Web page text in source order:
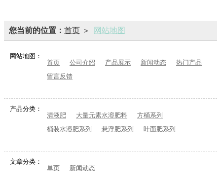
您当前的位置： 首页 > 网站地图
网站地图：
首页
公司介绍 产品展示 新闻动态
热门产品
留言反馈
产品分类：
清液肥
大量元素水溶肥料
方桶系列
桶装水溶肥系列
悬浮肥系列 叶面肥系列
文章分类：
单页
新闻动态